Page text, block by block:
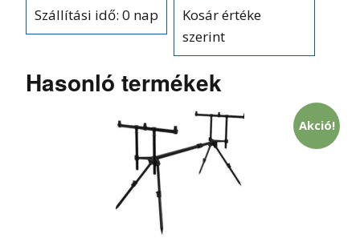
Szállítási idő: 0 nap
Kosár értéke
szerint
Hasonló termékek
Akció!